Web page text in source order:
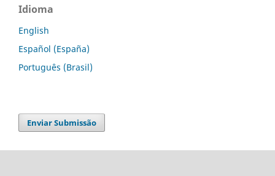
Idioma
English
Español (España)
Português (Brasil)
Enviar Submissão